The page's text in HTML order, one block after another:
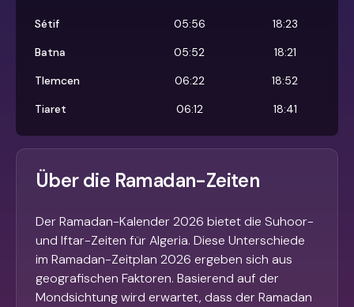
Sétif
05:56
18:23
Batna
05:52
18:21
Tlemcen
06:22
18:52
Tiaret
06:12 18:41
Über die Ramadan-Zeiten
Der Ramadan-Kalender 2026 bietet die Suhoor-
und Iftar-Zeiten für Algeria. Diese Unterschiede
im Ramadan-Zeitplan 2026 ergeben sich aus
geografischen Faktoren. Basierend auf der
Mondsichtung wird erwartet, dass der Ramadan